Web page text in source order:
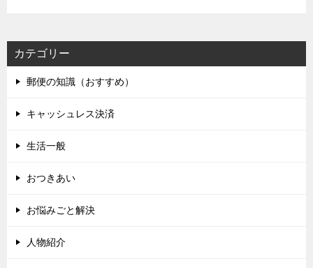
カテゴリー
郵便の知識（おすすめ）
キャッシュレス決済
生活一般
おつきあい
お悩みごと解決
人物紹介